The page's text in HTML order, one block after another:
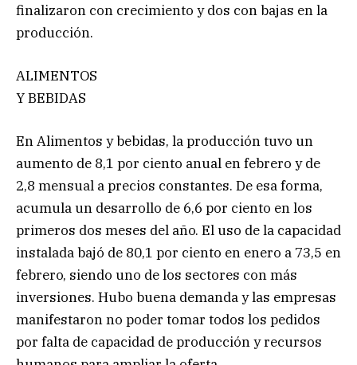
finalizaron con crecimiento y dos con bajas en la
producción.
ALIMENTOS
Y BEBIDAS
En Alimentos y bebidas, la producción tuvo un
aumento de 8,1 por ciento anual en febrero y de
2,8 mensual a precios constantes. De esa forma,
acumula un desarrollo de 6,6 por ciento en los
primeros dos meses del año. El uso de la capacidad
instalada bajó de 80,1 por ciento en enero a 73,5 en
febrero, siendo uno de los sectores con más
inversiones. Hubo buena demanda y las empresas
manifestaron no poder tomar todos los pedidos
por falta de capacidad de producción y recursos